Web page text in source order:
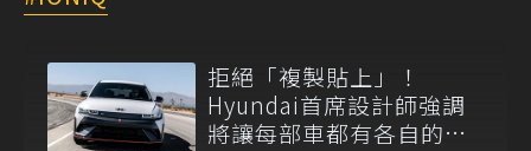
拒絕「複製貼上」！
Hyundai首席設計師強調
將讓每部車都有各自的靈